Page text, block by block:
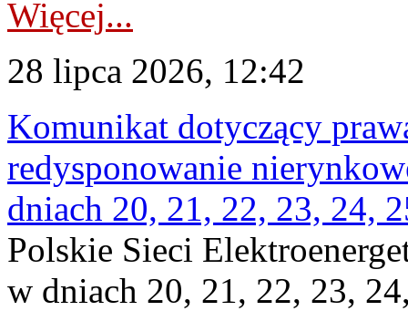
Więcej...
28 lipca 2026, 12:42
Komunikat dotyczący
redysponowanie
dniach 20, 21, 22, 23, 24,
Polskie Sieci
w dniach 20, 21, 22, 23,